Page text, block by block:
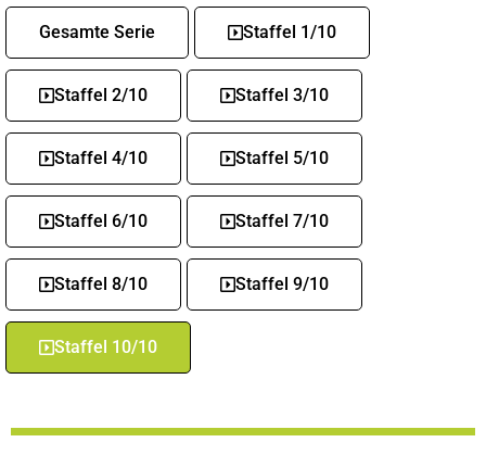
Gesamte Serie Staffel 1/10
Staffel 2/10 Staffel 3/10
Staffel 4/10 Staffel 5/10
Staffel 6/10 Staffel 7/10
Staffel 8/10 Staffel 9/10
Staffel 10/10